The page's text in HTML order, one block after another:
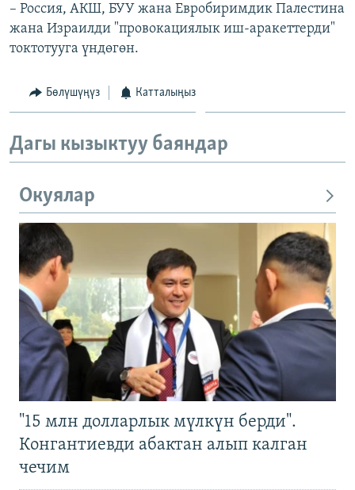
– Россия, АКШ, БУУ жана Евробиримдик Палестина
жана Израилди "провокациялык иш-аракеттерди"
токтотууга үндөгөн.
Бөлүшүңүз Катталыңыз
Дагы кызыктуу баяндар
Окуялар
"15 млн долларлык мүлкүн берди".
Конгантиевди абактан алып калган
чечим